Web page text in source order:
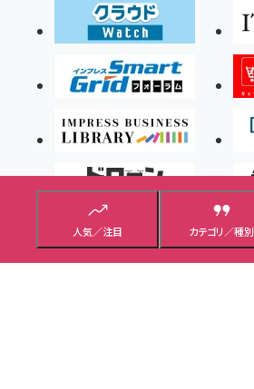
人気／注目 カテゴリ／種別